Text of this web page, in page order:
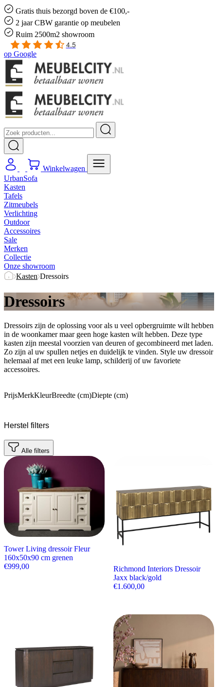
Gratis thuis bezorgd boven de €100,-
2 jaar CBW garantie op meubelen
Ruim 2500m2 showroom
4.5
op Google
Winkelwagen
UrbanSofa
Kasten
Tafels
Zitmeubels
Verlichting
Outdoor
Accessoires
Sale
Merken
Collectie
Onze showroom
Kasten Dressoirs
Dressoirs
Dressoirs zijn de oplossing voor als u veel opbergruimte wilt hebben
in de woonkamer maar geen hoge kasten wilt hebben. Deze type
kasten zijn meestal voorzien van deuren of gecombineerd met laden.
Zo zijn al uw spullen netjes en duidelijk te vinden. Style uw dressoir
helemaal af met een leuke lamp, schilderij of uw favoriete
accessoires.
PrijsMerkKleurBreedte (cm)Diepte (cm)
Herstel filters
Alle filters
Tower Living dressoir Fleur
160x50x90 cm grenen
€999,00
Richmond Interiors Dressoir
Jaxx black/gold
€1.600,00